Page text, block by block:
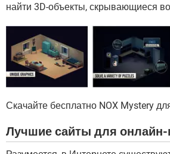
найти 3D-объекты, скрывающиеся
Скачайте бесплатно NOX Mystery
Лучшие сайты для онлайн-